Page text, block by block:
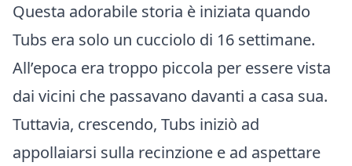
Questa adorabile storia è iniziata quando
Tubs era solo un cucciolo di 16 settimane.
All’epoca era troppo piccola per essere vista
dai vicini che passavano davanti a casa sua.
Tuttavia, crescendo, Tubs iniziò ad
appollaiarsi sulla recinzione e ad aspettare